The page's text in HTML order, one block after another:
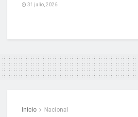
31 julio, 2026
Inicio Nacional